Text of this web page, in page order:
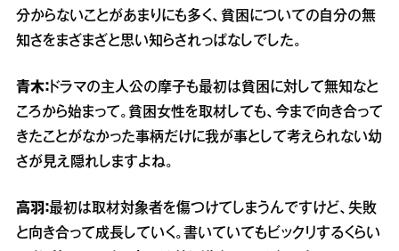
分からないことがあまりにも多く、貧困についての自分の無
知さをまざまざと思い知らされっぱなしでした。
青木： ドラマの主人公の摩子も最初は貧困に対して無知なと
ころから始まって。貧困女性を取材しても、今まで向き合って
きたことがなかった事柄だけに我が事として考えられない幼
さが見え隠れしますよね。
高羽：最初は取材対象者を傷つけてしまうんですけど、失敗
と向き合って成長していく。書いていてもビックリするくらい